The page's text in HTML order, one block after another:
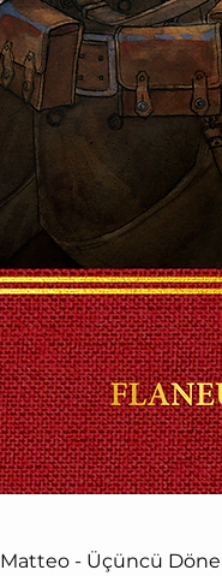
Matteo - Üçüncü